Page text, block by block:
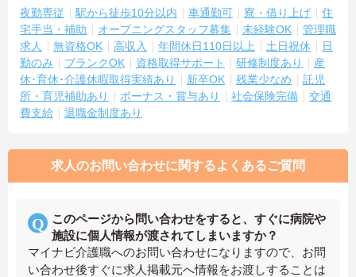
夜勤専従 駅から徒歩10分以内 車通勤可 寮・借り上げ
住
宅手当・補助
オープニングスタッフ募集 未経験OK
管理職
求人
無資格OK 高収入 年間休日110日以上 土日祝休
日
勤のみ
ブランクOK 資格取得サポート 研修制度あり
産
休･育休･介護休暇取得実績あり
新卒OK 残業少なめ
託児
所・育児補助あり
ボーナス・賞与あり 社会保険完備
交通
費支給
退職金制度あり
求人のお問い合わせに関するよくあるご質問
このページから問い合わせをすると、すぐに病院や
施設に個人情報が渡されてしまいますか？
マイナビ介護職へのお問い合わせになりますので、お問
い合わせ後すぐに求人掲載元へ情報をお渡しすることは